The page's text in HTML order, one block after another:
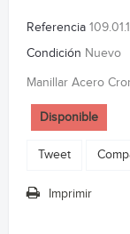
Referencia
Condición Nuevo
Manillar Acero
Disponible
Tweet
Imprimir